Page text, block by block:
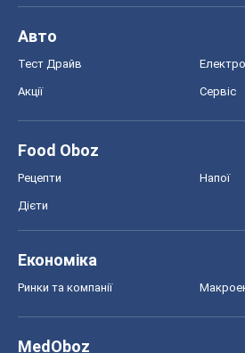
Авто
Тест Драйв
Акції Сервіс
Food Oboz
Рецепти Напої
Дієти
Економіка
Ринки та компанії
MedOboz